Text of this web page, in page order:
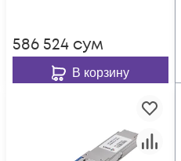
586 524 сум
В корзину